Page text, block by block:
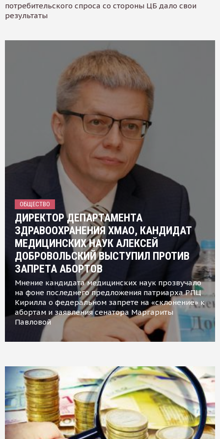
потребительского спроса со стороны ЦБ дало свои
результаты
ОБЩЕСТВО
ДИРЕКТОР ДЕПАРТАМЕНТА
ЗДРАВООХРАНЕНИЯ ХМАО, КАНДИДАТ
МЕДИЦИНСКИХ НАУК АЛЕКСЕЙ
ДОБРОВОЛЬСКИЙ ВЫСТУПИЛ ПРОТИВ
ЗАПРЕТА АБОРТОВ
Мнение кандидата медицинских наук прозвучало
на фоне последнего предложения патриарха РПЦ
Кирилла о федеральном запрете на «склонение» к
абортам и заявления сенатора Маргариты
Павловой